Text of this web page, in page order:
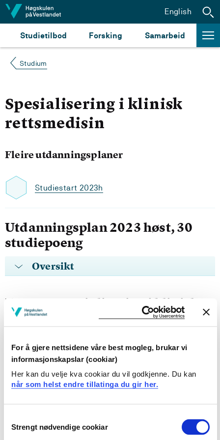
For å gjere nettsidene våre best mogleg, brukar vi
informasjonskapslar (cookiar)
Her kan du velje kva cookiar du vil godkjenne. Du kan
når som helst endre tillatinga du gir her.
Selection
Strengt nødvendige cookiar
Hopp til innhald
Studietilbod Forsking Samarbeid
English
Studium
Spesialisering i klinisk
rettsmedisin
Fleire utdanningsplaner
Studiestart 2023h
Utdanningsplan 2023 høst, 30
studiepoeng
Oversikt
Emner - spesialisering i klinisk
rettsmedisin
Obligatoriske emner
Klinisk rettsmedisin i sjukepleia - generell